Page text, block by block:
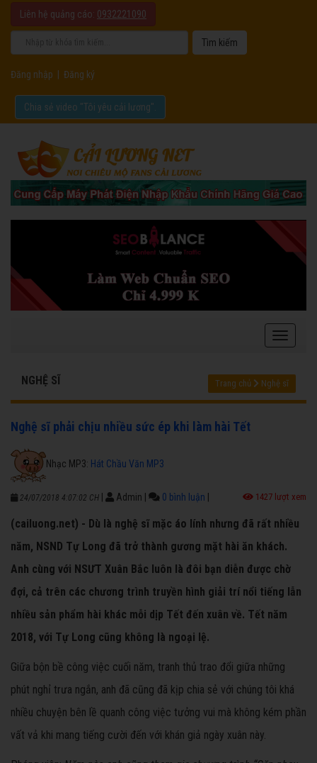
Liên hệ quảng cáo: 0932221090
Đăng nhập Đăng ký
Chia sẻ video "Tôi yêu cải lương".
NGHỆ SĨ Trang chủ Nghệ sĩ
Nghệ sĩ phải chịu nhiều sức ép khi làm hài Tết
Nhạc MP3: Hát Chầu Văn MP3
24/07/2018 4:07:02 CH Admin 0 bình luận 1427 lượt xem
(cailuong.net) - Dù là nghệ sĩ mặc áo lính nhưng đã rất nhiều
năm, NSND Tự Long đã trở thành gương mặt hài ăn khách.
Anh cùng với NSƯT Xuân Bắc luôn là đôi bạn diễn được chờ
đợi, cả trên các chương trình truyền hình giải trí nổi tiếng lẫn
nhiều sản phẩm hài khác mỗi dịp Tết đến xuân về. Tết năm
2018, với Tự Long cũng không là ngoại lệ.
Giữa bộn bề công việc cuối năm, tranh thủ trao đổi giữa những
phút nghỉ trưa ngắn, anh đã cũng đã kịp chia sẻ với chúng tôi khá
nhiều chuyện bên lề quanh công việc tưởng vui mà không kém phần
vất vả khi mang tiếng cười đến với khán giả ngày xuân này.